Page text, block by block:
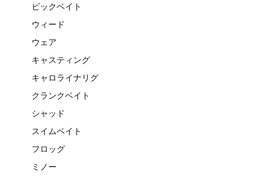
ビックベイト
ウィード
ウェア
キャスティング
キャロライナリグ
クランクベイト
シャッド
スイムベイト
フロッグ
ミノー